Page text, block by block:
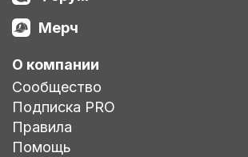
Мерч
О компании
Сообщество
Подписка PRO
Правила
Помощь